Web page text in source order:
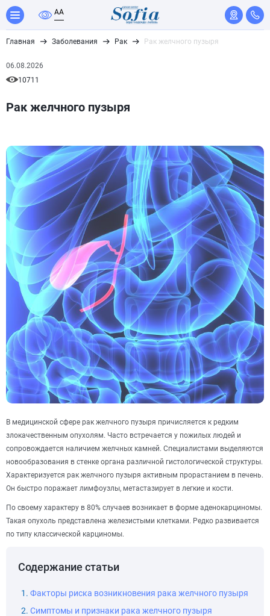
AA
Главная Заболевания Рак Рак желчного пузыря
06.08.2026
10711
Рак желчного пузыря
В медицинской сфере рак желчного пузыря причисляется к редким
злокачественным опухолям. Часто встречается у пожилых людей и
сопровождается наличием желчных камней. Специалистами выделяются
новообразования в стенке органа различной гистологической структуры.
Характеризуется рак желчного пузыря активным прорастанием в печень.
Он быстро поражает лимфоузлы, метастазирует в легкие и кости.
По своему характеру в 80% случаев возникает в форме аденокарциномы.
Такая опухоль представлена железистыми клетками. Редко развивается
по типу классической карциномы.
Содержание статьи
Факторы риска возникновения рака желчного пузыря
Симптомы и признаки рака желчного пузыря